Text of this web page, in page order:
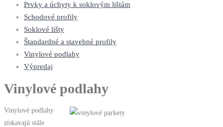
Prvky a úchyty k soklovým lištám
Schodové profily
Soklové lišty
Štandardné a stavebné profily
Vinylové podlahy
Výpredaj
Vinylové podlahy
Vinylové podlahy
získavajú stále